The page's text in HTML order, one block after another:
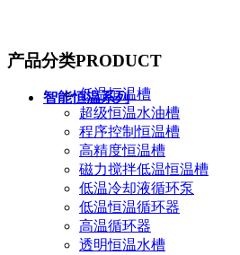
产品分类PRODUCT
智能恒温系列
低温恒温槽
超级恒温水油槽
程序控制恒温槽
高精度恒温槽
磁力搅拌低温恒温槽
低温冷却液循环泵
低温恒温循环器
高温循环器
透明恒温水槽